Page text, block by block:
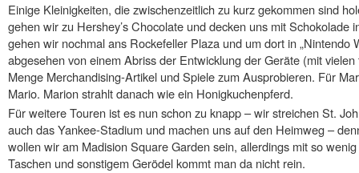
Einige Kleinigkeiten, die zwischenzeitlich zu kurz gekommen sind
gehen wir zu Hershey’s Chocolate und decken uns mit Schokolade
gehen wir nochmal ans Rockefeller Plaza und um dort in „Nintendo
abgesehen von einem Abriss der Entwicklung der Geräte (mit
Menge Merchandising-Artikel und Spiele zum Ausprobieren. Für
Mario. Marion strahlt danach wie ein Honigkuchenpferd.
Für weitere Touren ist es nun schon zu knapp – wir streichen St.
auch das Yankee-Stadium und machen uns auf den Heimweg –
wollen wir am Madision Square Garden sein, allerdings mit so
Taschen und sonstigem Gerödel kommt man da nicht rein.